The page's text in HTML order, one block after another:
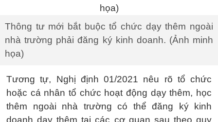
Thông tư mới bắt buộc tổ chức dạy thêm ngoài
nhà trường phải đăng ký kinh doanh. (Ảnh minh
họa)
Tương tự, Nghị định 01/2021 nêu rõ tổ chức
hoặc cá nhân tổ chức hoạt động dạy thêm, học
thêm ngoài nhà trường có thể đăng ký kinh
doanh dạy thêm tại các cơ quan sau theo quy